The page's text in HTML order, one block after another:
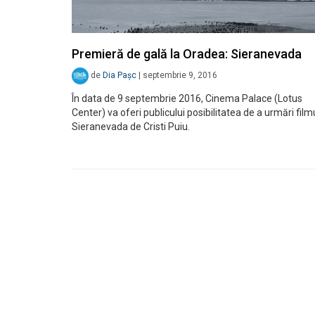
Premieră de gală la Oradea: Sieranevada
de Dia Pașc septembrie 9, 2016
În data de 9 septembrie 2016, Cinema Palace (Lotus
Center) va oferi publicului posibilitatea de a urmări
Sieranevada de Cristi Puiu.